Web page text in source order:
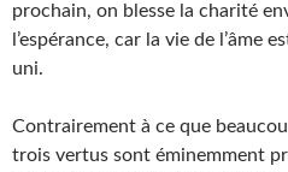
prochain, on blesse la charité
l’espérance, car la vie de l’âme
uni.
Contrairement à ce que
trois vertus sont éminemment